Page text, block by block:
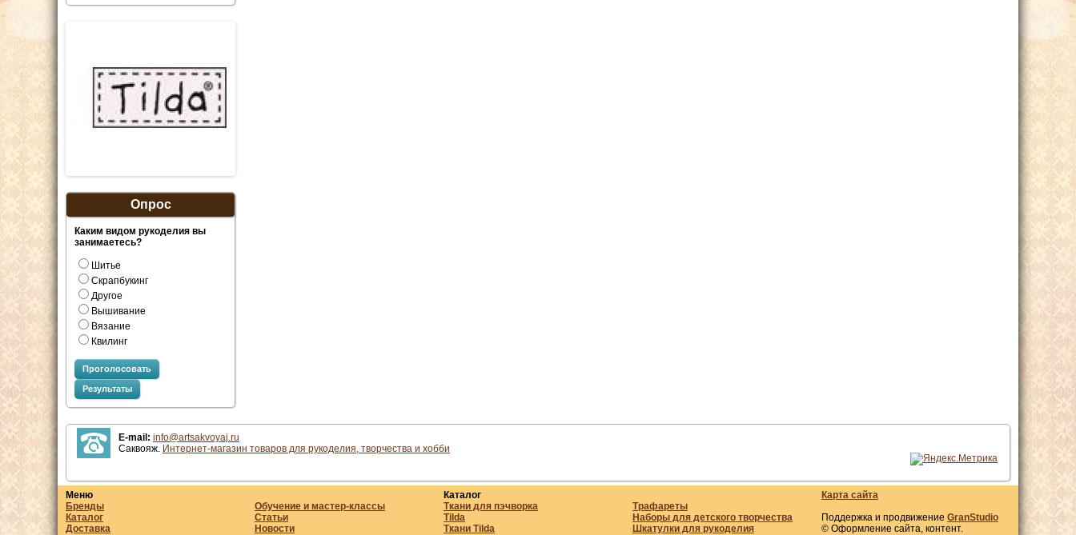
Опрос
Каким видом рукоделия вы
занимаетесь?
Шитье
Скрапбукинг
Другое
Вышивание
Вязание
Квилинг
Проголосовать
Результаты
E-mail: info@artsakvoyaj.ru
Саквояж. Интернет-магазин товаров для рукоделия, творчества и хобби
Меню
Бренды
Каталог
Доставка
Обучение и мастер-классы
Статьи
Новости
Каталог
Ткани для пэчворка
Tilda
Ткани Tilda
Трафареты
Наборы для детского творчества
Шкатулки для рукоделия
Карта сайта
Поддержка и продвижение GranStudio
© Оформление сайта, контент.